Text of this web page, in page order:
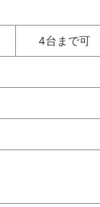
4台まで可